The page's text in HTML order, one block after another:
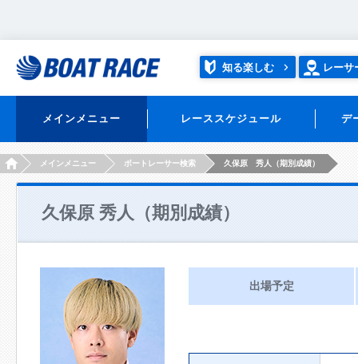
知る楽しむ レーサ
メインメニュー レーススケジュール デ
HOMEメインメニュー ボートレーサー検索 久保原 秀人（期別成績）
久保原 秀人（期別成績）
出場予定